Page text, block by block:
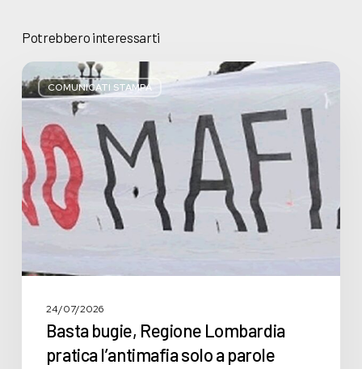
Potrebbero interessarti
COMUNICATI STAMPA
Basta
bugie,
Regione
Lombardia
pratica
l’antimafia
solo
a
parole
24/07/2026
Basta bugie, Regione Lombardia
pratica l’antimafia solo a parole